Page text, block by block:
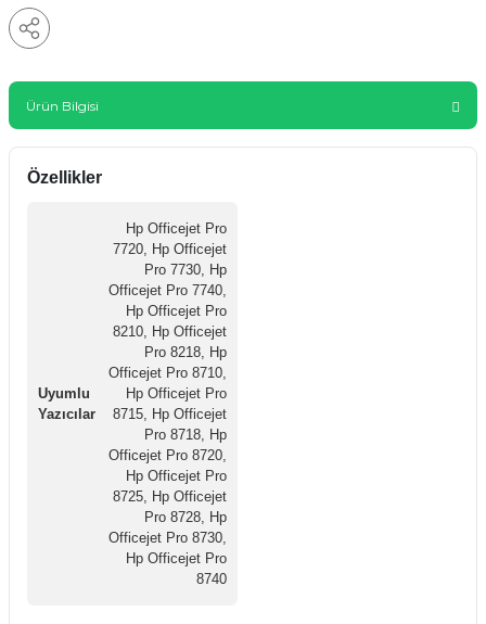
Ürün Bilgisi
Özellikler
Uyumlu
Yazıcılar
Hp Officejet Pro
7720, Hp Officejet
Pro 7730, Hp
Officejet Pro 7740,
Hp Officejet Pro
8210, Hp Officejet
Pro 8218, Hp
Officejet Pro 8710,
Hp Officejet Pro
8715, Hp Officejet
Pro 8718, Hp
Officejet Pro 8720,
Hp Officejet Pro
8725, Hp Officejet
Pro 8728, Hp
Officejet Pro 8730,
Hp Officejet Pro
8740